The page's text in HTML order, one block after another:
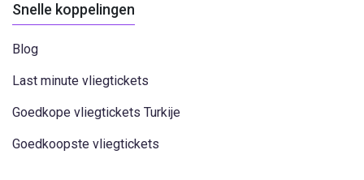
Snelle koppelingen
Blog
Last minute vliegtickets
Goedkope vliegtickets Turkije
Goedkoopste vliegtickets